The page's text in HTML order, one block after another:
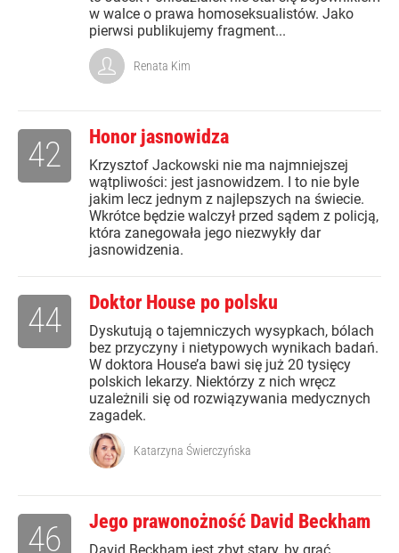
w walce o prawa homoseksualistów. Jako
pierwsi publikujemy fragment...
Renata Kim
Honor jasnowidza
Krzysztof Jackowski nie ma najmniejszej
wątpliwości: jest jasnowidzem. I to nie byle
jakim lecz jednym z najlepszych na świecie.
Wkrótce będzie walczył przed sądem z policją,
która zanegowała jego niezwykły dar
jasnowidzenia.
42
Doktor House po polsku
Dyskutują o tajemniczych wysypkach, bólach
bez przyczyny i nietypowych wynikach badań.
W doktora House’a bawi się już 20 tysięcy
polskich lekarzy. Niektórzy z nich wręcz
uzależnili się od rozwiązywania medycznych
zagadek.
44
Katarzyna Świerczyńska
Jego prawonożność David Beckham
46